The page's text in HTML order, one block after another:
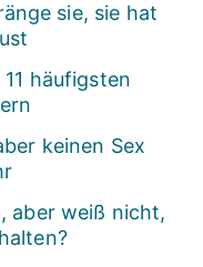
sie, sie hat
häufigsten
keinen Sex
aber weiß nicht,